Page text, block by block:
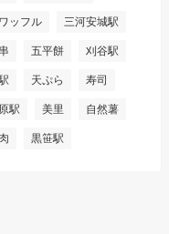
ワッフル 三河安城駅
串 五平餅 刈谷駅
天ぷら 寿司
駅 美里 自然薯
黒笹駅